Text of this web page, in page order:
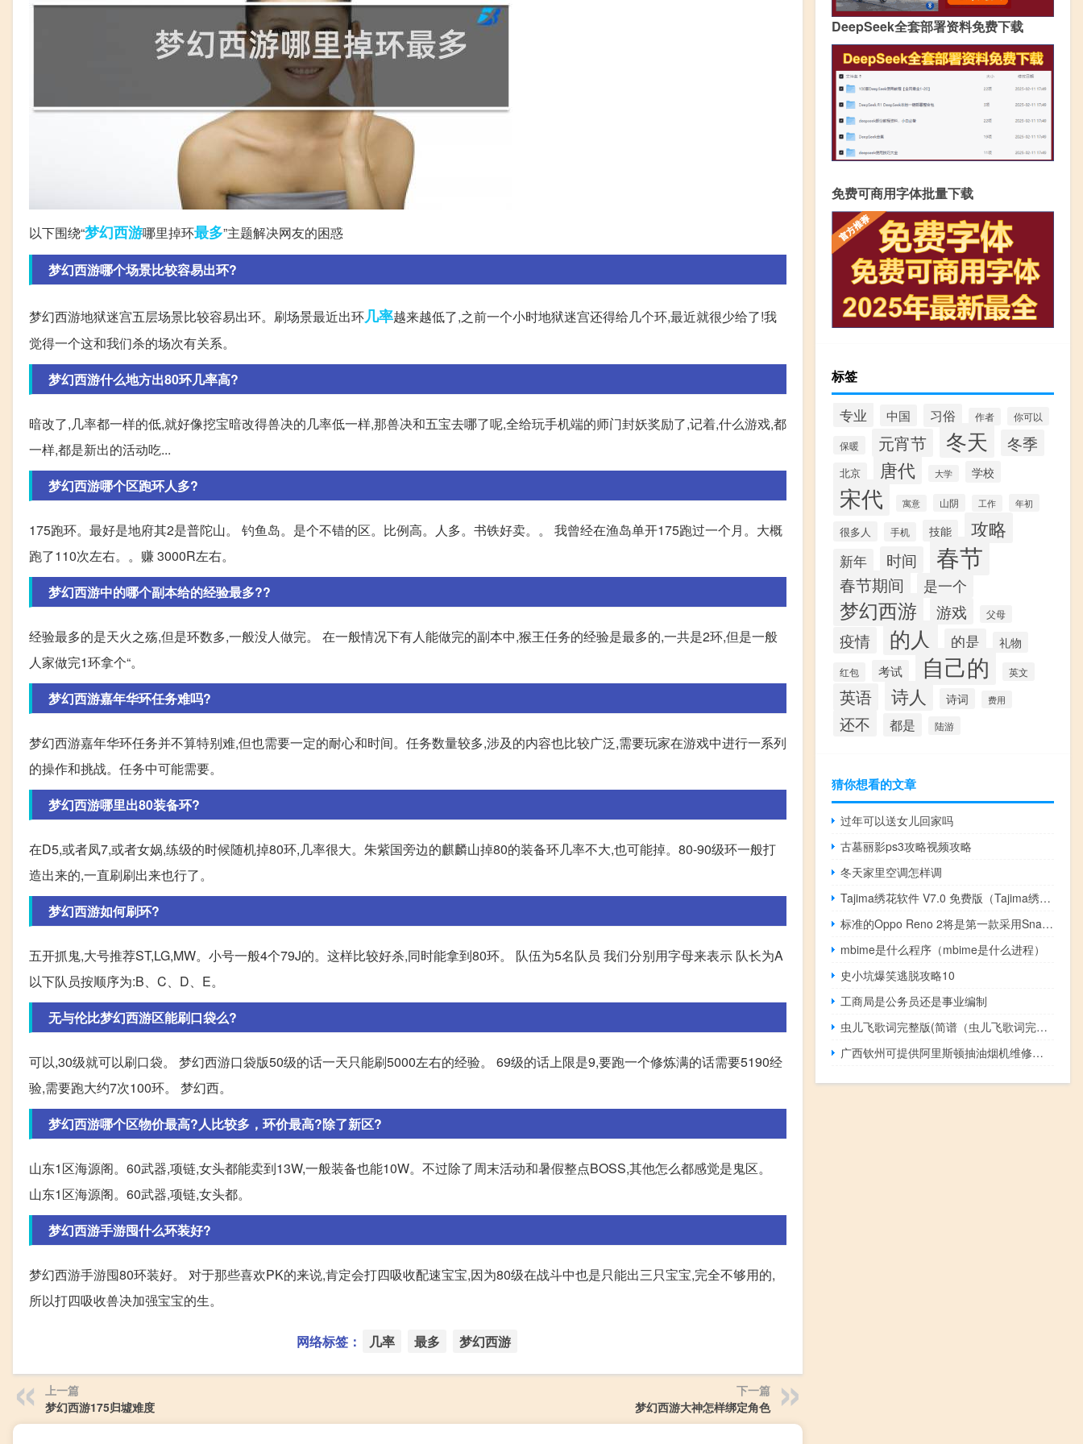
以下围绕“梦幻西游哪里掉环最多”主题解决网友的困惑
梦幻西游哪个场景比较容易出环?
梦幻西游地狱迷宫五层场景比较容易出环。刷场景最近出环几率越来越低了,之前一个小时地狱迷宫还得给几个环,最近就很少给了!我
觉得一个这和我们杀的场次有关系。
梦幻西游什么地方出80环几率高?
暗改了,几率都一样的低,就好像挖宝暗改得兽决的几率低一样,那兽决和五宝去哪了呢,全给玩手机端的师门封妖奖励了,记着,什么游戏,都
一样,都是新出的活动吃...
梦幻西游哪个区跑环人多?
175跑环。最好是地府其2是普陀山。 钓鱼岛。是个不错的区。比例高。人多。书铁好卖。。 我曾经在渔岛单开175跑过一个月。大概
跑了110次左右。。赚 3000R左右。
梦幻西游中的哪个副本给的经验最多??
经验最多的是天火之殇,但是环数多,一般没人做完。 在一般情况下有人能做完的副本中,猴王任务的经验是最多的,一共是2环,但是一般
人家做完1环拿个“。
梦幻西游嘉年华环任务难吗?
梦幻西游嘉年华环任务并不算特别难,但也需要一定的耐心和时间。任务数量较多,涉及的内容也比较广泛,需要玩家在游戏中进行一系列
的操作和挑战。任务中可能需要。
梦幻西游哪里出80装备环?
在D5,或者凤7,或者女娲,练级的时候随机掉80环,几率很大。朱紫国旁边的麒麟山掉80的装备环几率不大,也可能掉。80-90级环一般打
造出来的,一直刷刷出来也行了。
梦幻西游如何刷环?
五开抓鬼,大号推荐ST,LG,MW。小号一般4个79J的。这样比较好杀,同时能拿到80环。 队伍为5名队员 我们分别用字母来表示 队长为A
以下队员按顺序为:B、C、D、E。
无与伦比梦幻西游区能刷口袋么?
可以,30级就可以刷口袋。 梦幻西游口袋版50级的话一天只能刷5000左右的经验。 69级的话上限是9,要跑一个修炼满的话需要5190经
验,需要跑大约7次100环。 梦幻西。
梦幻西游哪个区物价最高?人比较多，环价最高?除了新区?
山东1区海源阁。60武器,项链,女头都能卖到13W,一般装备也能10W。不过除了周末活动和暑假整点BOSS,其他怎么都感觉是鬼区。
山东1区海源阁。60武器,项链,女头都。
梦幻西游手游囤什么环装好?
梦幻西游手游囤80环装好。 对于那些喜欢PK的来说,肯定会打四吸收配速宝宝,因为80级在战斗中也是只能出三只宝宝,完全不够用的,
所以打四吸收兽决加强宝宝的生。
网络标签： 几率 最多 梦幻西游
上一篇
梦幻西游175归墟难度
下一篇
梦幻西游大神怎样绑定角色
DeepSeek全套部署资料免费下载
免费可商用字体批量下载
标签
专业 中国 习俗 作者 你可以
保暖 元宵节 冬天 冬季
北京 唐代 大学 学校
宋代 寓意 山阴 工作 年初
很多人 手机 技能 攻略
新年 时间 春节
春节期间 是一个
梦幻西游 游戏 父母
疫情 的人 的是 礼物
红包 考试 自己的 英文
英语 诗人 诗词 费用
还不 都是 陆游
猜你想看的文章
过年可以送女儿回家吗
古墓丽影ps3攻略视频攻略
冬天家里空调怎样调
Tajima绣花软件 V7.0 免费版（Tajima绣花软件 V7.0 免费版功能简介）
标准的Oppo Reno 2将是第一款采用Snapdragon 730G芯片组的设备
mbime是什么程序（mbime是什么进程）
史小坑爆笑逃脱攻略10
工商局是公务员还是事业编制
虫儿飞歌词完整版(简谱（虫儿飞歌词完整版）
广西钦州可提供阿里斯顿抽油烟机维修服务地址在哪